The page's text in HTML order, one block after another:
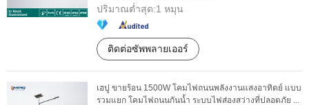
ปริมาณต่ำสุด:1 หมุน
ติดต่อซัพพลายเออร์
เฮปู ขายร้อน 1500W โคมไฟถนนพลังงานแสงอาทิตย์ แบบ
รวมแยก โคมไฟถนนกันน้ำ ระบบไฟส่องสว่างที่ปลอดภัย ...